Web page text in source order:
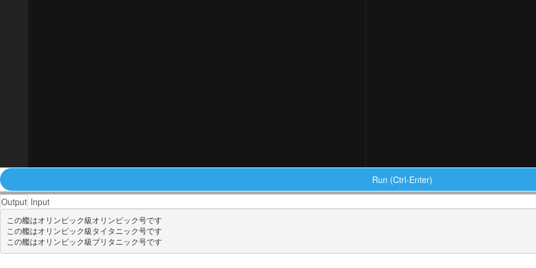
Run (Ctrl-Enter)
Output Input
この艦はオリンピック級オリンピック号です
この艦はオリンピック級タイタニック号です